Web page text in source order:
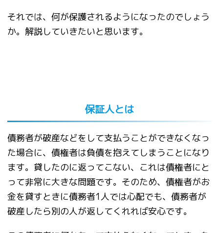
それでは、何が保護されるようになったのでしょう
か。解説していきたいと思います。
保証人とは
債務者が破産などをして支払うことができなくなっ
た場合に、債権者は負債を抱えてしまうことになり
ます。貸したのに返ってこない、これは債権者にと
って非常に大きな問題です。そのため、債権者がお
金を貸すときに債務者1人では心配でも、債務者が
破産したら別の人が返してくれれば安心です。